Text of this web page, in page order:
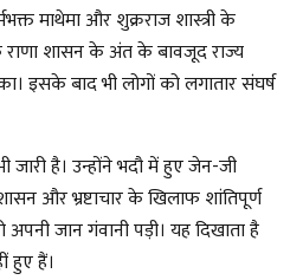
माथेमा और शुक्रराज शास्त्री के
शासन के अंत के बावजूद राज्य
इसके बाद भी लोगों को लगातार संघर्ष
है। उन्होंने भदौ में हुए जेन-जी
और भ्रष्टाचार के खिलाफ शांतिपूर्ण
जान गंवानी पड़ी। यह दिखाता है
हुए हैं।